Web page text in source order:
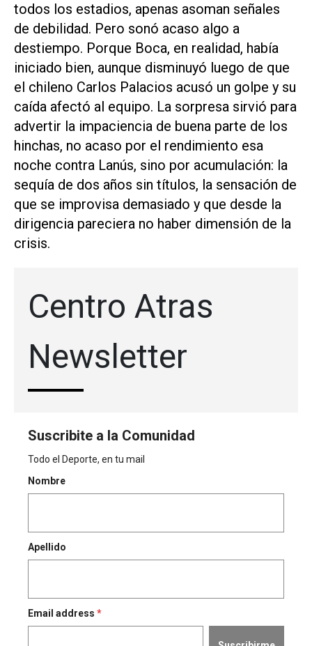
todos los estadios, apenas asoman señales
de debilidad. Pero sonó acaso algo a
destiempo. Porque Boca, en realidad, había
iniciado bien, aunque disminuyó luego de que
el chileno Carlos Palacios acusó un golpe y su
caída afectó al equipo. La sorpresa sirvió para
advertir la impaciencia de buena parte de los
hinchas, no acaso por el rendimiento esa
noche contra Lanús, sino por acumulación: la
sequía de dos años sin títulos, la sensación de
que se improvisa demasiado y que desde la
dirigencia pareciera no haber dimensión de la
crisis.